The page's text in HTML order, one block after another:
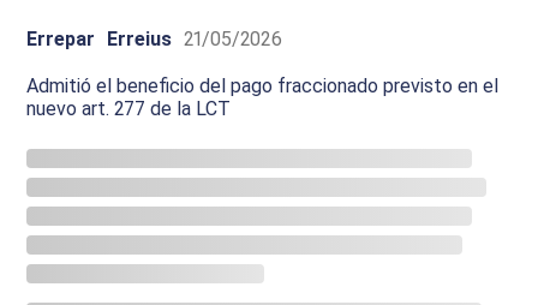
Errepar Erreius 21/05/2026
Admitió el beneficio del pago fraccionado previsto en el
nuevo art. 277 de la LCT